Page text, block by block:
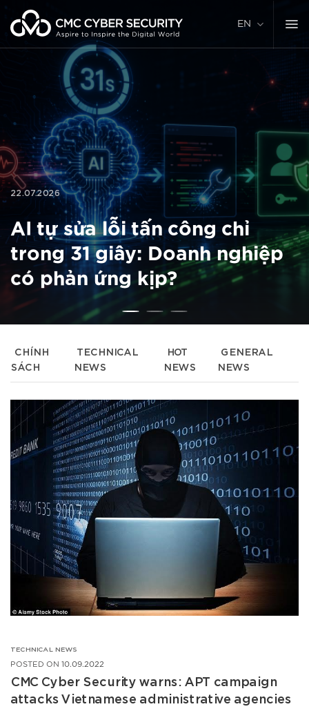
Skip
content
EN
22.07.2026
AI tự sửa lỗi tấn công chỉ
trong 31 giây: Doanh nghiệp
có phản ứng kịp?
CHÍNH
SÁCH
TECHNICAL
NEWS
HOT
NEWS
GENERAL
NEWS
TECHNICAL NEWS
POSTED ON 10.09.2022
CMC Cyber Security warns: APT campaign
attacks Vietnamese administrative agencies